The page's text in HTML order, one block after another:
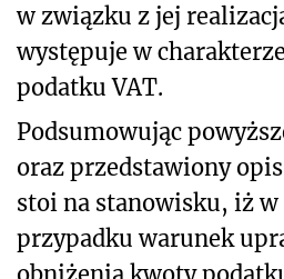
w związku z jej
występuje w
podatku VAT.
Podsumowując
oraz przedstawiony
stoi na stanowisku, iż
przypadku warunek